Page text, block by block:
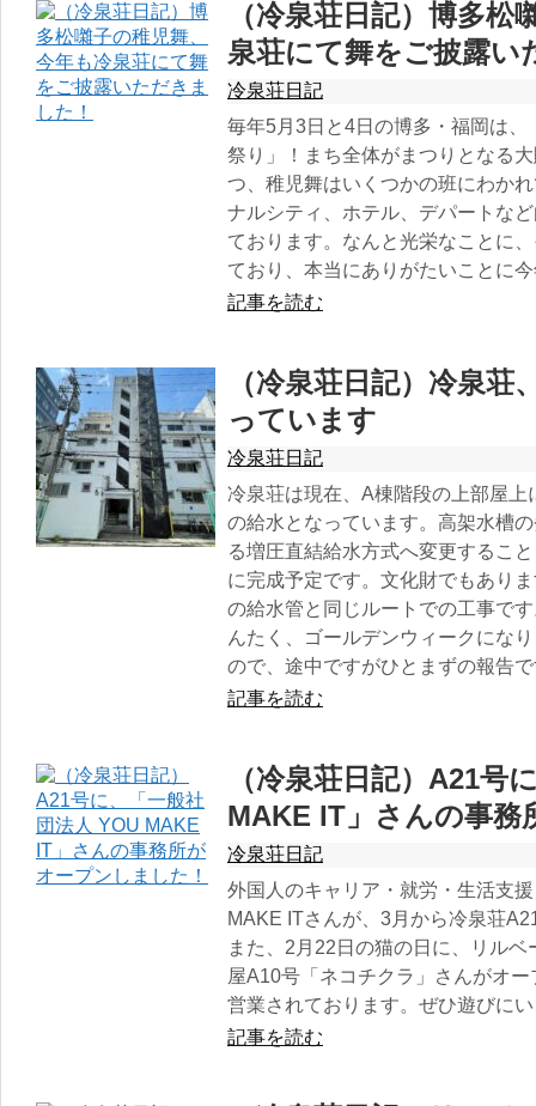
（冷泉荘日記）博多
泉荘にて舞をご披露い
冷泉荘日記
毎年5月3日と4日の博多・福岡は
祭り」！まち全体がまつりとなる
つ、稚児舞はいくつかの班にわか
ナルシティ、ホテル、デパートな
ております。なんと光栄なことに
ており、本当にありがたいことに
記事を読む
（冷泉荘日記）冷泉荘
っています
冷泉荘日記
冷泉荘は現在、A棟階段の上部屋
の給水となっています。高架水槽
る増圧直結給水方式へ変更するこ
に完成予定です。文化財でもあり
の給水管と同じルートでの工事で
んたく、ゴールデンウィークにな
ので、途中ですがひとまずの報告
記事を読む
（冷泉荘日記）A21号
MAKE IT」さんの事務
冷泉荘日記
外国人のキャリア・就労・生活支
MAKE ITさんが、3月から冷泉荘
また、2月22日の猫の日に、リル
屋A10号「ネコチクラ」さんがオ
営業されております。ぜひ遊びに
記事を読む